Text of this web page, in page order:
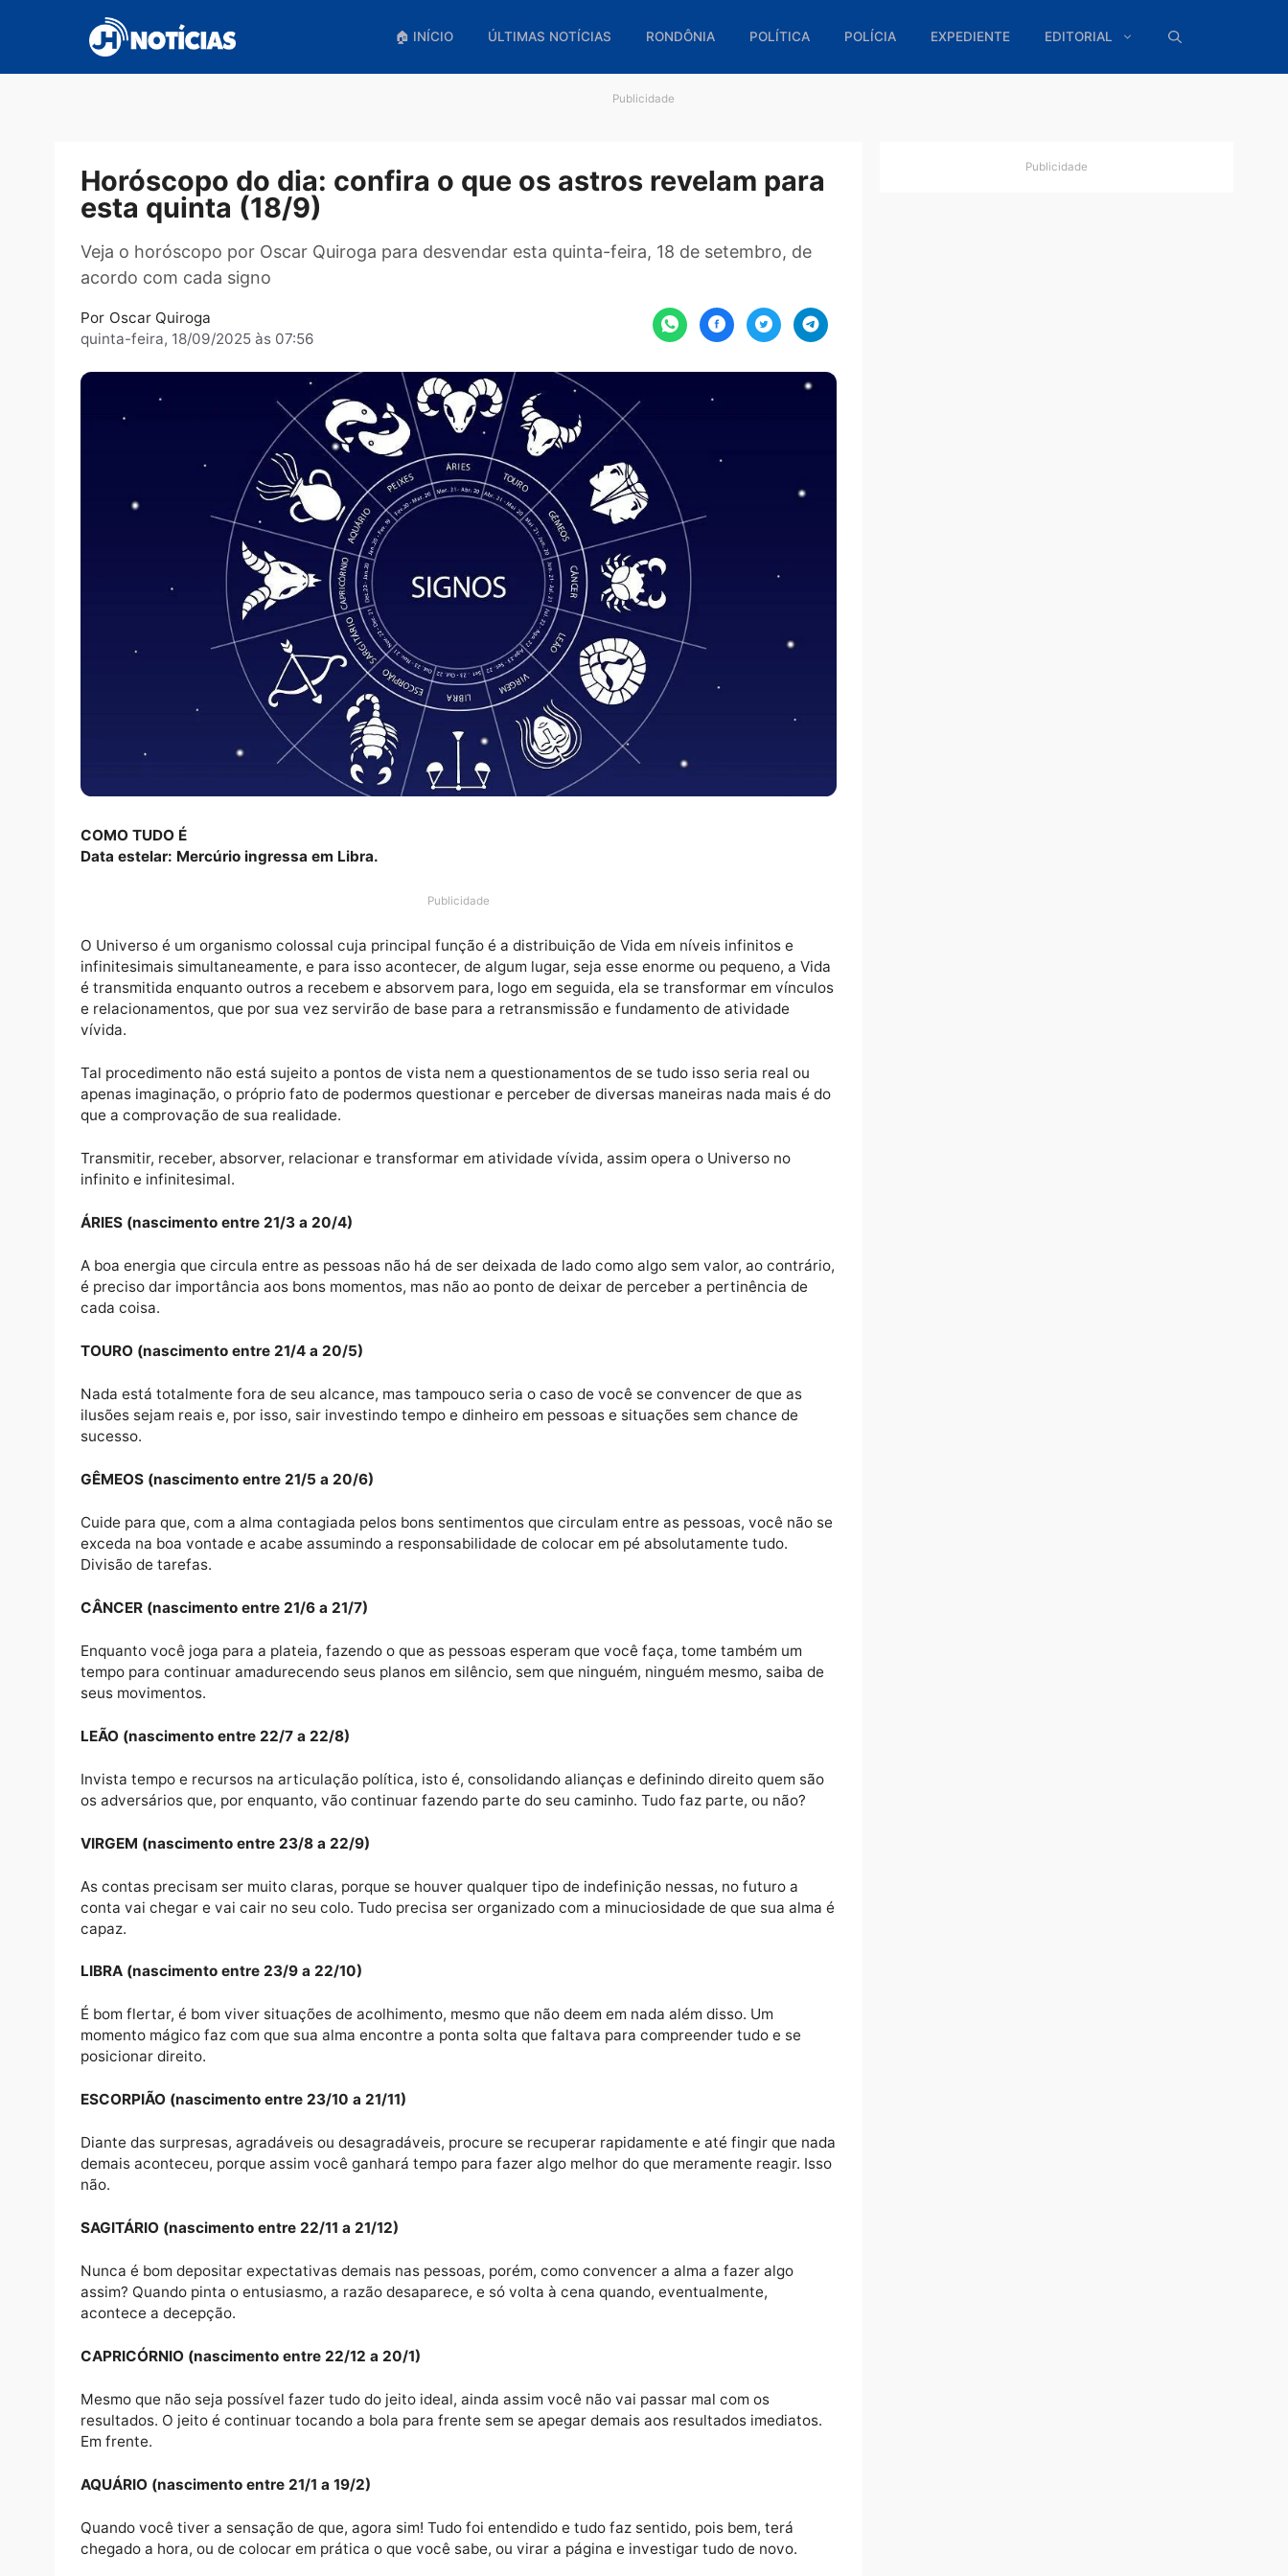
conteúdo
🏠 INÍCIO ÚLTIMAS NOTÍCIAS RONDÔNIA POLÍTICA POLÍCIA EXPEDIENTE EDITORIAL
Horóscopo do dia: confira o que os astros revelam para
esta quinta (18/9)
Veja o horóscopo por Oscar Quiroga para desvendar esta quinta-feira, 18 de setembro, de
acordo com cada signo
Oscar Quiroga
quinta-feira, 18/09/2025 às 07:56
Data estelar: Mercúrio ingressa em Libra.
Publicidade
infinitesimais simultaneamente, e para isso acontecer, de algum lugar, seja esse enorme ou pequeno, a Vida
é transmitida enquanto outros a recebem e absorvem para, logo em seguida, ela se transformar em vínculos
e relacionamentos, que por sua vez servirão de base para a retransmissão e fundamento de atividade
Tal procedimento não está sujeito a pontos de vista nem a questionamentos de se tudo isso seria real ou
apenas imaginação, o próprio fato de podermos questionar e perceber de diversas maneiras nada mais é do
Transmitir, receber, absorver, relacionar e transformar em atividade vívida, assim opera o Universo no
infinito e infinitesimal.
ÁRIES (nascimento entre 21/3 a 20/4)
A boa energia que circula entre as pessoas não há de ser deixada de lado como algo sem valor, ao contrário,
é preciso dar importância aos bons momentos, mas não ao ponto de deixar de perceber a pertinência de
Nada está totalmente fora de seu alcance, mas tampouco seria o caso de você se convencer de que as
ilusões sejam reais e, por isso, sair investindo tempo e dinheiro em pessoas e situações sem chance de
sucesso.
GÊMEOS (nascimento entre 21/5 a 20/6)
Cuide para que, com a alma contagiada pelos bons sentimentos que circulam entre as pessoas, você não se
Divisão de tarefas.
CÂNCER (nascimento entre 21/6 a 21/7)
Enquanto você joga para a plateia, fazendo o que as pessoas esperam que você faça, tome também um
tempo para continuar amadurecendo seus planos em silêncio, sem que ninguém, ninguém mesmo, saiba de
seus movimentos.
LEÃO (nascimento entre 22/7 a 22/8)
Invista tempo e recursos na articulação política, isto é, consolidando alianças e definindo direito quem são
VIRGEM (nascimento entre 23/8 a 22/9)
As contas precisam ser muito claras, porque se houver qualquer tipo de indefinição nessas, no futuro a
capaz.
LIBRA (nascimento entre 23/9 a 22/10)
É bom flertar, é bom viver situações de acolhimento, mesmo que não deem em nada além disso. Um
momento mágico faz com que sua alma encontre a ponta solta que faltava para compreender tudo e se
posicionar direito.
demais aconteceu, porque assim você ganhará tempo para fazer algo melhor do que meramente reagir. Isso
não.
SAGITÁRIO (nascimento entre 22/11 a 21/12)
Nunca é bom depositar expectativas demais nas pessoas, porém, como convencer a alma a fazer algo
assim? Quando pinta o entusiasmo, a razão desaparece, e só volta à cena quando, eventualmente,